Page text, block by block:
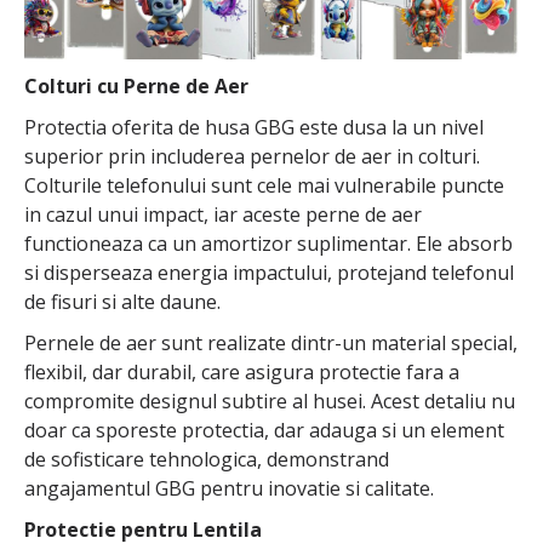
Colturi cu Perne de Aer
Protectia oferita de husa GBG este dusa la un nivel
superior prin includerea pernelor de aer in colturi.
Colturile telefonului sunt cele mai vulnerabile puncte
in cazul unui impact, iar aceste perne de aer
functioneaza ca un amortizor suplimentar. Ele absorb
si disperseaza energia impactului, protejand telefonul
de fisuri si alte daune.
Pernele de aer sunt realizate dintr-un material special,
flexibil, dar durabil, care asigura protectie fara a
compromite designul subtire al husei. Acest detaliu nu
doar ca sporeste protectia, dar adauga si un element
de sofisticare tehnologica, demonstrand
angajamentul GBG pentru inovatie si calitate.
Protectie pentru Lentila